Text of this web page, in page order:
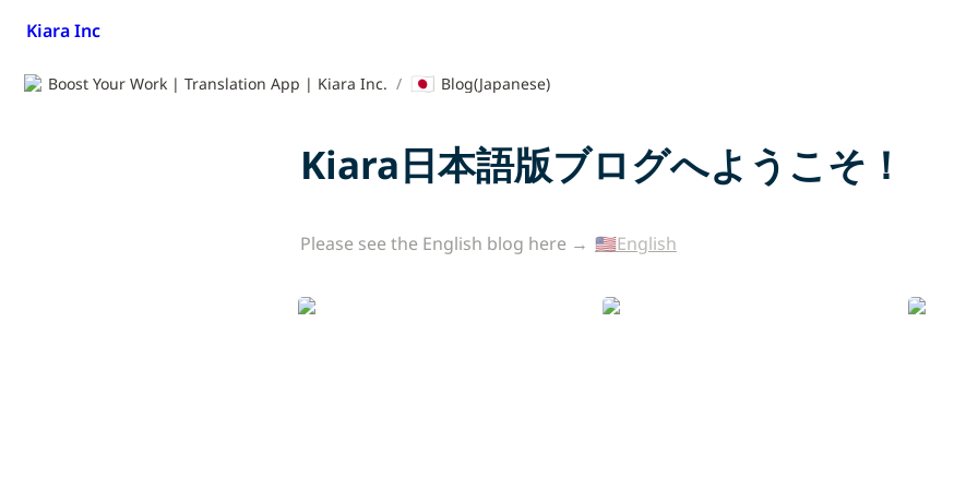
Kiara Inc
Boost Your Work | Translation App | Kiara Inc. / 🇯🇵 Blog(Japanese)
Kiara日本語版ブログへようこそ！
Please see the English blog here → 🇺🇸English
金融工学商品開発 5歳児にわかる
Rebuild Upstate
避難民